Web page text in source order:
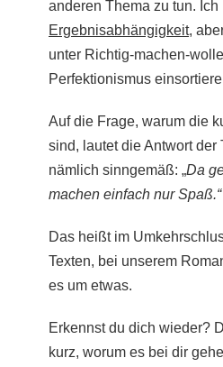
anderen Thema zu tun. Ich
Ergebnisabhängigkeit,
unter Richtig-machen-
Perfektionismus
Auf die Frage, warum die
sind, lautet die Antwort der
nämlich sinngemäß: „Da
machen einfach nur Spaß.“
Das heißt im
Texten, bei unserem
es um etwas.
Erkennst du dich wieder?
kurz, worum es bei dir